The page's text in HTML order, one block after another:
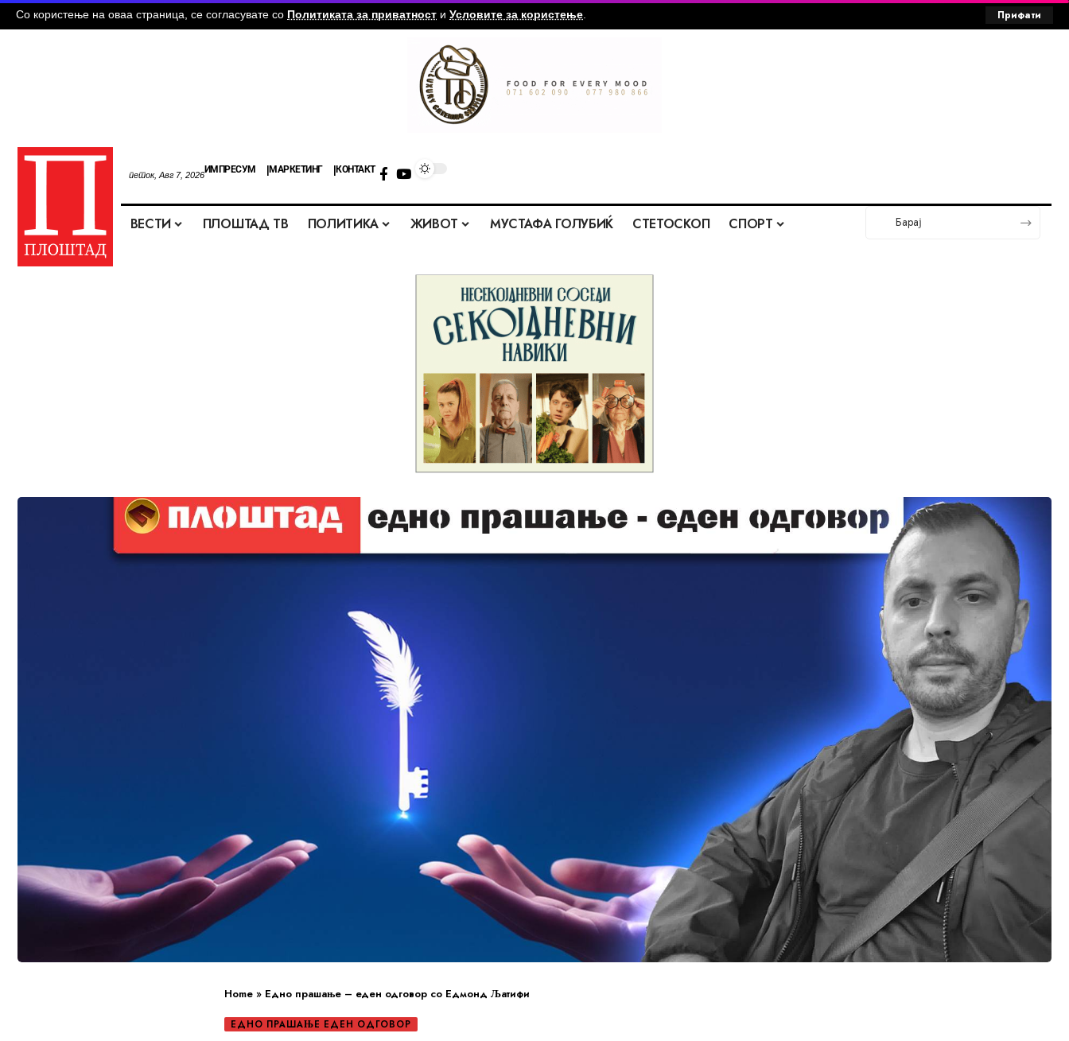
Со користење на оваа страница, се согласувате со Политиката за приватност и Условите за користење. Прифати
петок, Авг 7, 2026ИМПРЕСУМ МАРКЕТИНГ КОНТАКТ
ВЕСТИ ПЛОШТАД ТВ ПОЛИТИКА ЖИВОТ МУСТАФА ГОЛУБИЌ СТЕТОСКОП СПОРТ
Home » Едно прашање – еден одговор со Едмонд Љатифи
ЕДНО ПРАШАЊЕ ЕДЕН ОДГОВОР